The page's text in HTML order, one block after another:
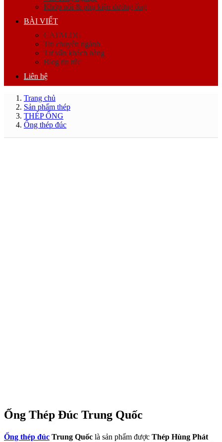
Khớp nối & phụ kiện đường ống
BÀI VIẾT
CATALOG
Tin chuyên ngành
Tư vấn khách hàng
Blog tin tức
Liên hệ
Trang chủ
Sản phẩm thép
THÉP ỐNG
Ống thép đúc
Ống Thép Đúc Trung Quốc
Ống thép đúc Trung Quốc là sản phẩm được Thép Hùng Phát